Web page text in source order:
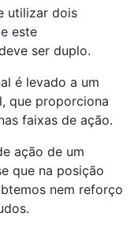
utilizar dois
este
ser duplo.
é levado a um
que proporciona
faixas de ação.
ação de um
que na posição
nem reforço